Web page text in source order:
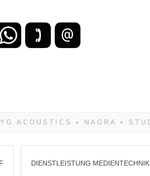
DIENSTLEISTUNG MEDIENTECHNIK